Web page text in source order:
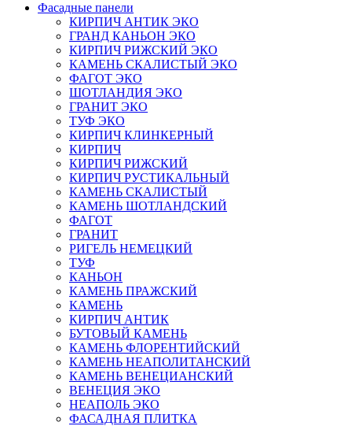
Фасадные панели
КИРПИЧ АНТИК ЭКО
ГРАНД КАНЬОН ЭКО
КИРПИЧ РИЖСКИЙ ЭКО
КАМЕНЬ СКАЛИСТЫЙ ЭКО
ФАГОТ ЭКО
ШОТЛАНДИЯ ЭКО
ГРАНИТ ЭКО
ТУФ ЭКО
КИРПИЧ КЛИНКЕРНЫЙ
КИРПИЧ
КИРПИЧ РИЖСКИЙ
КИРПИЧ РУСТИКАЛЬНЫЙ
КАМЕНЬ СКАЛИСТЫЙ
КАМЕНЬ ШОТЛАНДСКИЙ
ФАГОТ
ГРАНИТ
РИГЕЛЬ НЕМЕЦКИЙ
ТУФ
КАНЬОН
КАМЕНЬ ПРАЖСКИЙ
КАМЕНЬ
КИРПИЧ АНТИК
БУТОВЫЙ КАМЕНЬ
КАМЕНЬ ФЛОРЕНТИЙСКИЙ
КАМЕНЬ НЕАПОЛИТАНСКИЙ
КАМЕНЬ ВЕНЕЦИАНСКИЙ
ВЕНЕЦИЯ ЭКО
НЕАПОЛЬ ЭКО
ФАСАДНАЯ ПЛИТКА